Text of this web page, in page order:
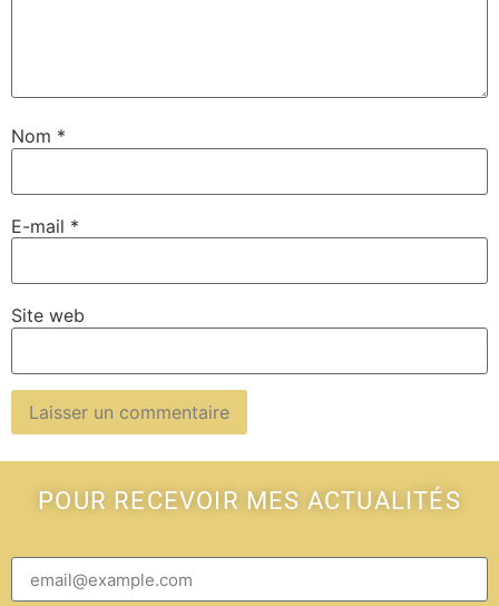
Nom *
E-mail *
Site web
POUR RECEVOIR MES ACTUALITÉS